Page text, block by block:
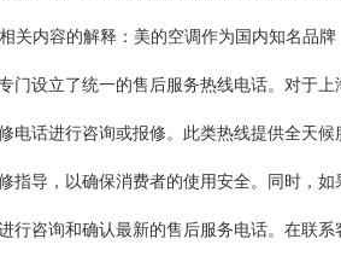
关内容的解释：美的空调作为国内知名品
门设立了统一的售后服务热线电话。对于
电话进行咨询或报修。此类热线提供全天
指导，以确保消费者的使用安全。同时，
行咨询和确认最新的售后服务电话。在联